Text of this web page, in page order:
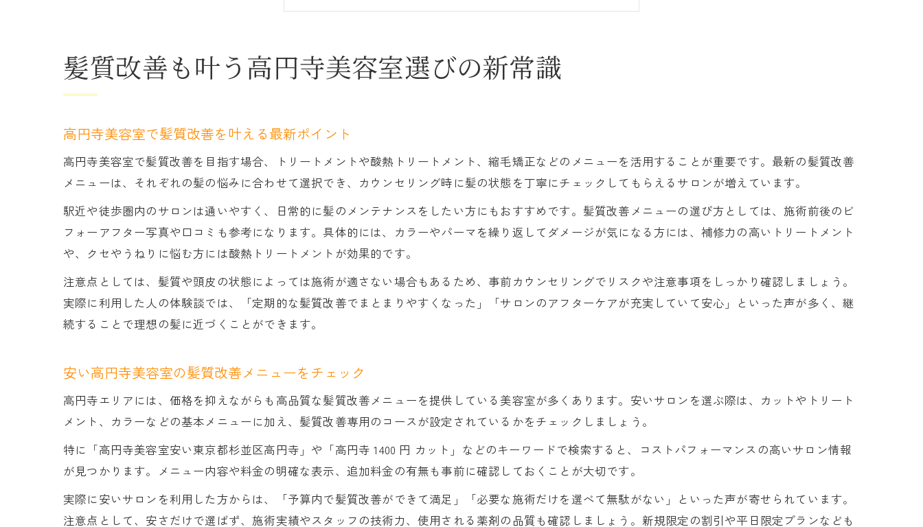
高円寺美容室のカウンセリング活用術とは
東京都杉並区高円寺で安い美容室探しのコツ
高円寺美容室の安さを見極めるチェックポイント
安い高円寺美容室のサービス比較術
ネット予約でお得に通える高円寺美容室活用法
梅里でコスパ抜群の高円寺美容室を探すコツ
理想のヘアスタイルを叶える高円寺美容室活用法
高円寺美容室で理想の髪型を実現する方法
安い高円寺美容室で受けるカットとカラーの魅力
高円寺エリアでトレンドヘアを叶えるサロン活用術
高円寺美容室のスタイリスト選びで失敗しない秘訣
高円寺美容室の駅近アクセスが人気な理由
高円寺で通いやすい高円寺美容室の選び方
仕事帰りも便利な高円寺美容室の活用法
安い高円寺美容室で時短メニューを楽しむコツ
駅近高円寺美容室で叶える髪質改善体験
安さと技術を両立した美容室の選び方講座
高円寺美容室で安さと技術力を見極める方法
髪質改善も叶う高円寺美容室選びの新常識
高円寺美容室で髪質改善を叶える最新ポイント
高円寺美容室で髪質改善を目指す場合、トリートメントや酸熱トリートメント、縮毛矯正などのメニューを活用することが重要です。最新の髪質改善
メニューは、それぞれの髪の悩みに合わせて選択でき、カウンセリング時に髪の状態を丁寧にチェックしてもらえるサロンが増えています。
駅近や徒歩圏内のサロンは通いやすく、日常的に髪のメンテナンスをしたい方にもおすすめです。髪質改善メニューの選び方としては、施術前後のビ
フォーアフター写真や口コミも参考になります。具体的には、カラーやパーマを繰り返してダメージが気になる方には、補修力の高いトリートメント
や、クセやうねりに悩む方には酸熱トリートメントが効果的です。
注意点としては、髪質や頭皮の状態によっては施術が適さない場合もあるため、事前カウンセリングでリスクや注意事項をしっかり確認しましょう。
実際に利用した人の体験談では、「定期的な髪質改善でまとまりやすくなった」「サロンのアフターケアが充実していて安心」といった声が多く、継
続することで理想の髪に近づくことができます。
安い高円寺美容室の髪質改善メニューをチェック
高円寺エリアには、価格を抑えながらも高品質な髪質改善メニューを提供している美容室が多くあります。安いサロンを選ぶ際は、カットやトリート
メント、カラーなどの基本メニューに加え、髪質改善専用のコースが設定されているかをチェックしましょう。
特に「高円寺美容室安い東京都杉並区高円寺」や「高円寺 1400 円 カット」などのキーワードで検索すると、コストパフォーマンスの高いサロン情報
が見つかります。メニュー内容や料金の明確な表示、追加料金の有無も事前に確認しておくことが大切です。
実際に安いサロンを利用した方からは、「予算内で髪質改善ができて満足」「必要な施術だけを選べて無駄がない」といった声が寄せられています。
注意点として、安さだけで選ばず、施術実績やスタッフの技術力、使用される薬剤の品質も確認しましょう。新規限定の割引や平日限定プランなども